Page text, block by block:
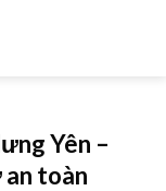
Yên –
toàn